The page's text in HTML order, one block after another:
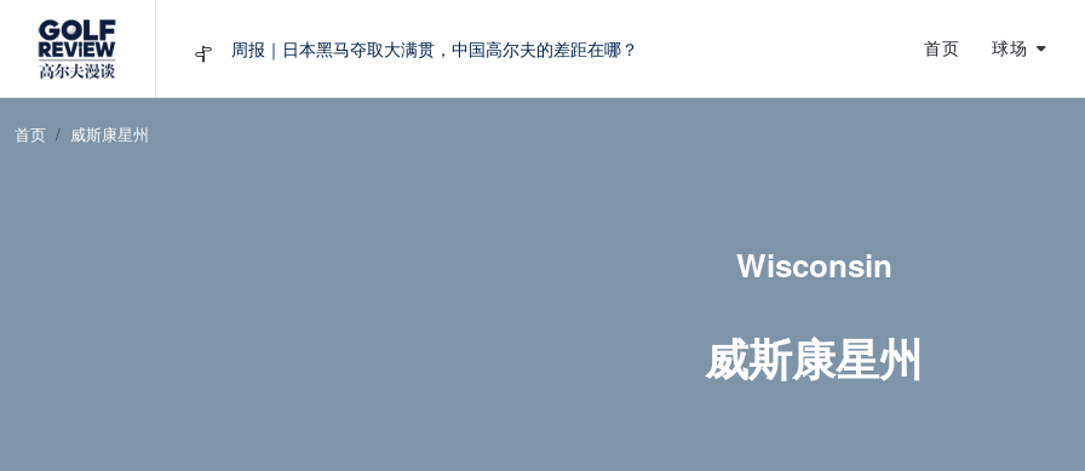
大满贯球场设置的演变和期许
首页 球场
首页 威斯康星州
Wisconsin
威斯康星州